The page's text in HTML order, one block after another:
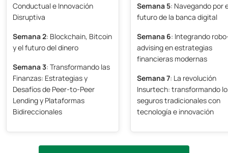
Conductual e Innovación
Disruptiva
Semana 2: Blockchain, Bitcoin
y el futuro del dinero
Semana 3: Transformando las
Finanzas: Estrategias y
Desafíos de Peer-to-Peer
Lending y Plataformas
Bidireccionales
Semana 5: Navegando por
futuro de la banca digital
Semana 6: Integrando
advising en estrategias
financieras modernas
Semana 7: La revolución
Insurtech: transformando
seguros tradicionales con
tecnología e innovación